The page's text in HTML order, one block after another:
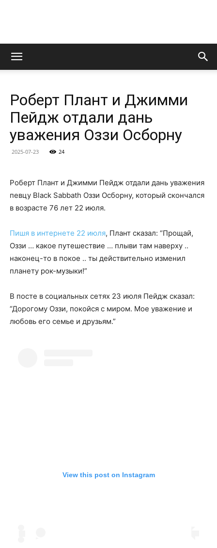
LedZeppelin.Ru
Роберт Плант и Джимми
Пейдж отдали дань
уважения Оззи Осборну
2025-07-23 24
Роберт Плант и Джимми Пейдж отдали дань уважения
певцу Black Sabbath Оззи Осборну, который скончался
в возрасте 76 лет 22 июля.
Пишя в интернете 22 июля, Плант сказал: “Прощай,
Оззи … какое путешествие … плыви там наверху ..
наконец-то в покое .. ты действительно изменил
планету рок-музыки!”
В посте в социальных сетях 23 июля Пейдж сказал:
“Дорогому Оззи, покойся с миром. Мое уважение и
любовь его семье и друзьям.”
View this post on Instagram